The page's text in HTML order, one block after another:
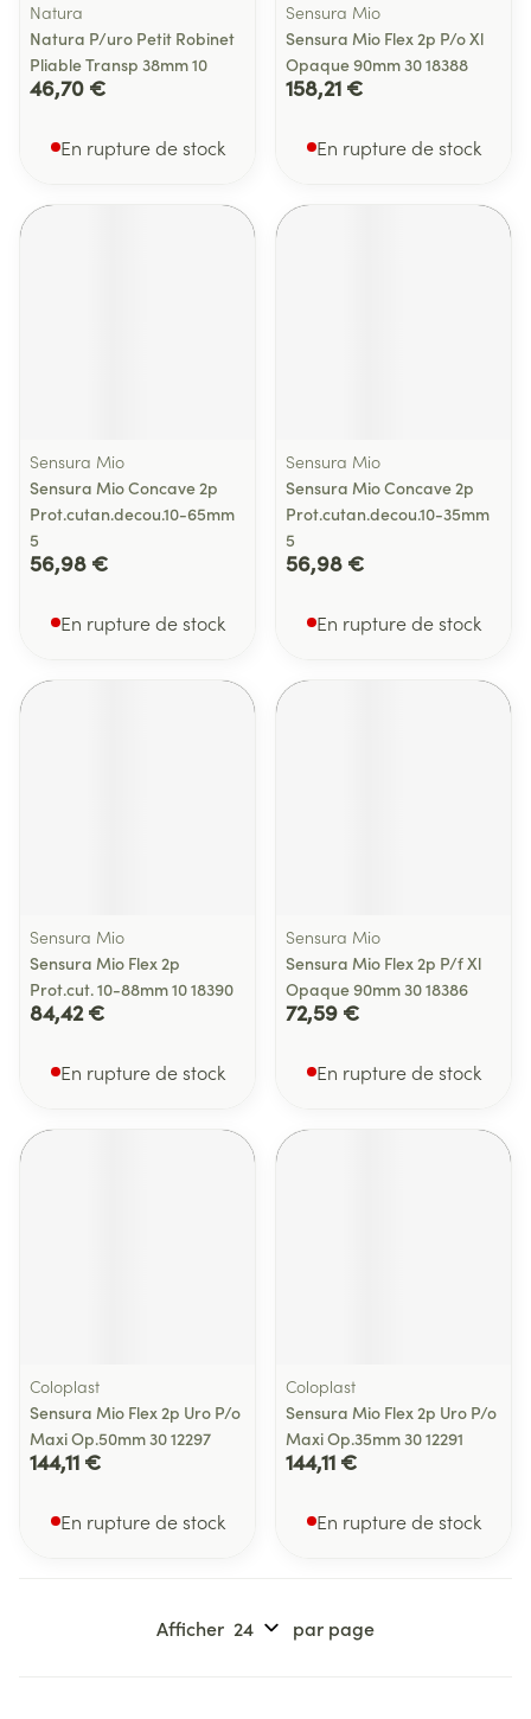
Natura
Natura P/uro Petit Robinet
Pliable Transp 38mm 10
46,70 €
En rupture de stock
Sensura Mio
Sensura Mio Flex 2p P/o Xl
Opaque 90mm 30 18388
158,21 €
En rupture de stock
Sensura Mio
Sensura Mio Concave 2p
Prot.cutan.decou.10-65mm
5
56,98 €
En rupture de stock
Sensura Mio
Sensura Mio Concave 2p
Prot.cutan.decou.10-35mm
5
56,98 €
En rupture de stock
Sensura Mio
Sensura Mio Flex 2p
Prot.cut. 10-88mm 10 18390
84,42 €
En rupture de stock
Sensura Mio
Sensura Mio Flex 2p P/f Xl
Opaque 90mm 30 18386
72,59 €
En rupture de stock
Coloplast
Sensura Mio Flex 2p Uro P/o
Maxi Op.50mm 30 12297
144,11 €
En rupture de stock
Coloplast
Sensura Mio Flex 2p Uro P/o
Maxi Op.35mm 30 12291
144,11 €
En rupture de stock
Afficher par page